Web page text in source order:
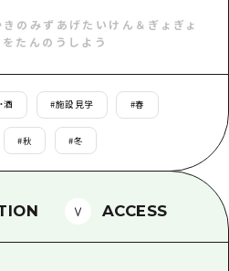
FREE Wi-Fi
所
れる外国人旅行者向け情報一
ィアガイド
のみずあげたいけん＆ぎょぎょ
たんのうしよう
酒 #施設見学 #春
#秋 #冬
ACCESS